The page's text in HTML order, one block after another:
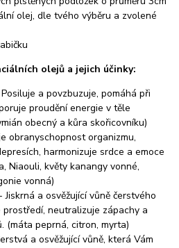
olej, dle tvého výběru a zvolené
olejů a jejich účinky:
a povzbuzuje, pomáhá při
proudění energie v těle
obecný a kůra skořicovníku)
obranyschopnost organizmu,
harmonizuje srdce a emoce
Niaouli, květy kanangy vonné,
vonná)
Jiskrná a osvěžující vůně čerstvého
neutralizuje zápachy a
(máta peprná, citron, myrta)
a osvěžující vůně, která Vám